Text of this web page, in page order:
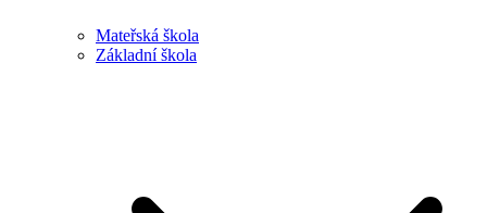
Mateřská škola
Základní škola